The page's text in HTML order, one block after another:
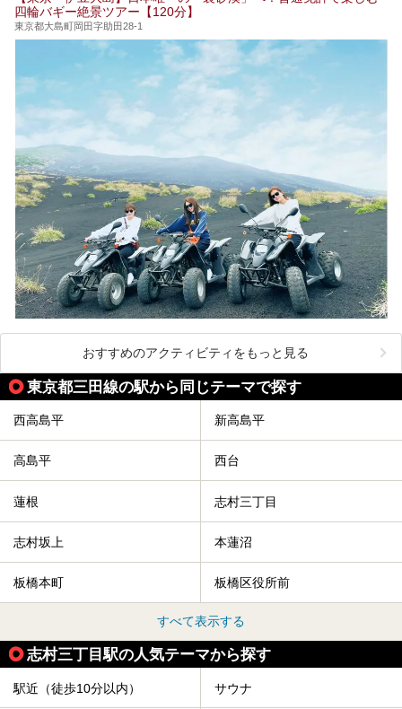
い施設、デートや休日レジャーにもぴったりなエンタメ要素
が充実した施設など、利用のシーンに合わせて参考にしてく
ださい。
四輪バギー絶景ツアー【120分】
東京都大島町岡田字助田28-1
おすすめのアクティビティをもっと見る
東京都三田線の駅から同じテーマで探す
西高島平 新高島平
高島平 西台
蓮根 志村三丁目
志村坂上 本蓮沼
板橋本町 板橋区役所前
すべて表示する
志村三丁目駅の人気テーマから探す
駅近（徒歩10分以内） サウナ